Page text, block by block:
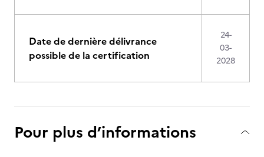
Date de dernière délivrance
possible de la certification
24-
03-
2028
Pour plus d’informations